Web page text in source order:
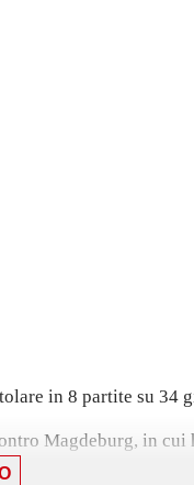
in 8 partite su 34
Magdeburg, in